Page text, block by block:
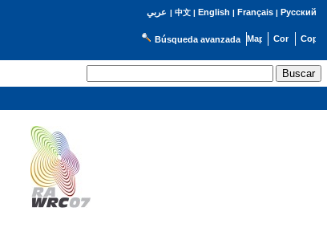
عربي | 中文| English | Français| Русский
Búsqueda avanzada